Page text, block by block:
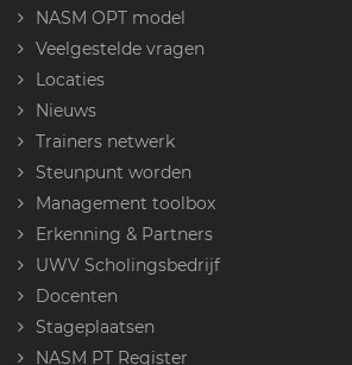
NASM OPT model
Veelgestelde vragen
Locaties
Nieuws
Trainers netwerk
Steunpunt worden
Management toolbox
Erkenning & Partners
UWV Scholingsbedrijf
Docenten
Stageplaatsen
NASM PT Register